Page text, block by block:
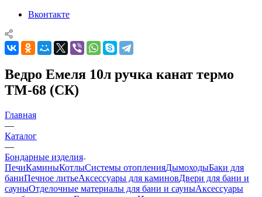
Вконтакте
Ведро Емеля 10л ручка канат термо
ТМ-68 (СК)
Главная
—
Каталог
—
Бондарные изделия
ПечиКаминыКотлыСистемы отопленияДымоходыБаки для
баниПечное литьеАксессуары для каминовДвери для бани и
сауныОтделочные материалы для бани и сауныАксессуары